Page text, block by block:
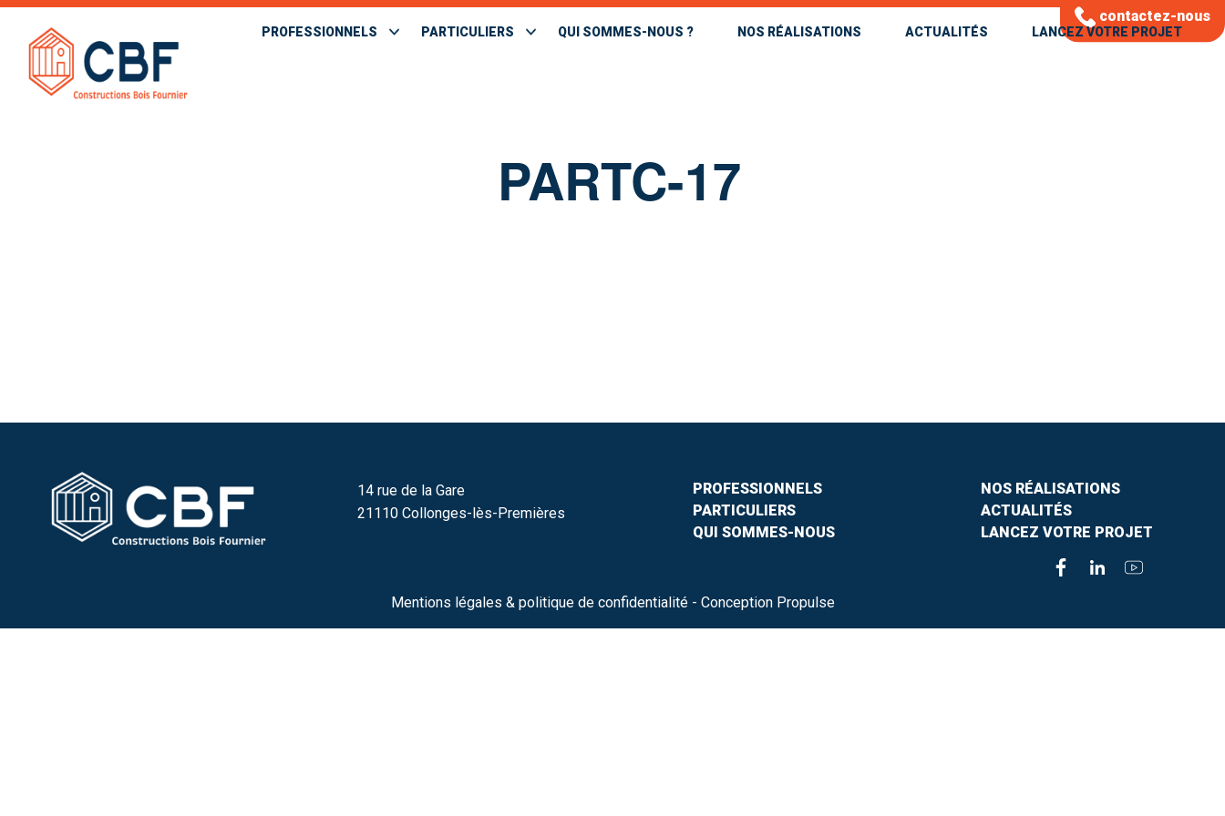
contactez-nous
PROFESSIONNELS PARTICULIERS QUI SOMMES-NOUS ? NOS RÉALISATIONS ACTUALITÉS LANCEZ VOTRE PROJET
PARTC-17
14 rue de la Gare
21110 Collonges-lès-Premières
PROFESSIONNELS
PARTICULIERS
QUI SOMMES-NOUS
NOS RÉALISATIONS
ACTUALITÉS
LANCEZ VOTRE PROJET
Mentions légales & politique de confidentialité - Conception Propulse